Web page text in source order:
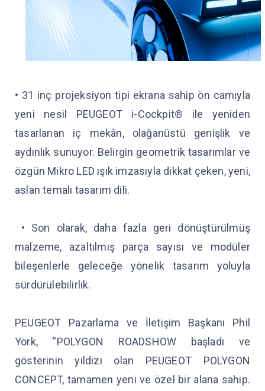
• 31 inç projeksiyon tipi ekrana sahip ön camıyla
yeni nesil PEUGEOT i-Cockpit® ile yeniden
tasarlanan iç mekân, olağanüstü genişlik ve
aydınlık sunuyor. Belirgin geometrik tasarımlar ve
özgün Mikro LED ışık imzasıyla dikkat çeken, yeni,
aslan temalı tasarım dili.
• Son olarak, daha fazla geri dönüştürülmüş
malzeme, azaltılmış parça sayısı ve modüler
bileşenlerle geleceğe yönelik tasarım yoluyla
sürdürülebilirlik.
PEUGEOT Pazarlama ve İletişim Başkanı Phil
York, “POLYGON ROADSHOW başladı ve
gösterinin yıldızı olan PEUGEOT POLYGON
CONCEPT, tamamen yeni ve özel bir alana sahip.